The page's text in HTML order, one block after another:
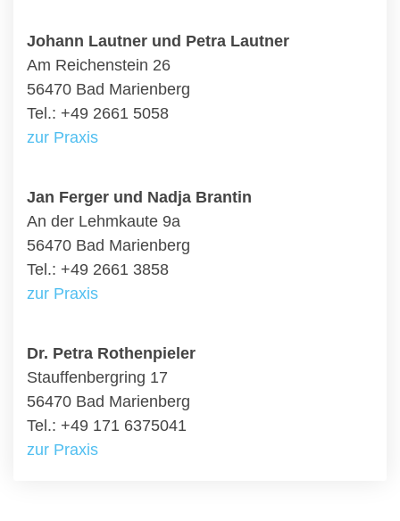
Johann Lautner und Petra Lautner
Am Reichenstein 26
56470 Bad Marienberg
Tel.: +49 2661 5058
zur Praxis
Jan Ferger und Nadja Brantin
An der Lehmkaute 9a
56470 Bad Marienberg
Tel.: +49 2661 3858
zur Praxis
Dr. Petra Rothenpieler
Stauffenbergring 17
56470 Bad Marienberg
Tel.: +49 171 6375041
zur Praxis